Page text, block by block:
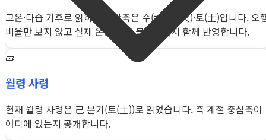
고온·다습 기후로 읽히며 보완축은 수(水)·화(火)·토(土)입니다. 오
비율만 보지 않고 실제 온도·습도 불균형까지 함께 반영합니다.
🧱
월령 사령
현재 월령 사령은 己 본기(토(土))로 읽었습니다. 즉 계절 중심축이
어디에 있는지 공개합니다.